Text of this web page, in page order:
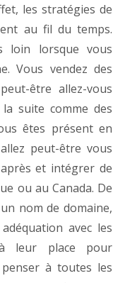
les stratégies de
au fil du temps.
loin lorsque vous
Vous vendez des
être allez-vous
suite comme des
êtes présent en
peut-être vous
et intégrer de
ou au Canada. De
nom de domaine,
avec les
à leur place pour
à toutes les